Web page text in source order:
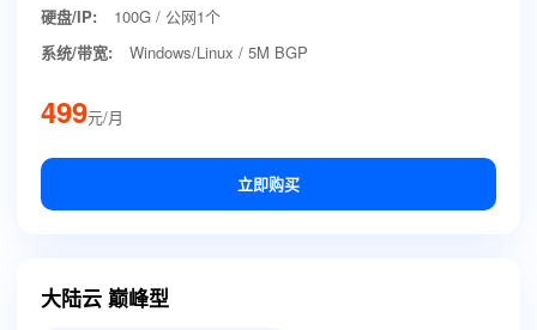
硬盘/IP:
100G / 公网1个
系统/带宽:
Windows/Linux / 5M BGP
499元/月
立即购买
大陆云 巅峰型